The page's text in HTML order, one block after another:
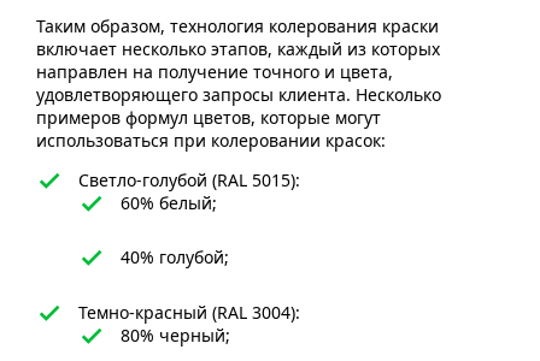
Таким образом, технология колерования краски
включает несколько этапов, каждый из которых
направлен на получение точного и цвета,
удовлетворяющего запросы клиента. Несколько
примеров формул цветов, которые могут
использоваться при колеровании красок:
Светло-голубой (RAL 5015):
60% белый;
40% голубой;
Темно-красный (RAL 3004):
80% черный;